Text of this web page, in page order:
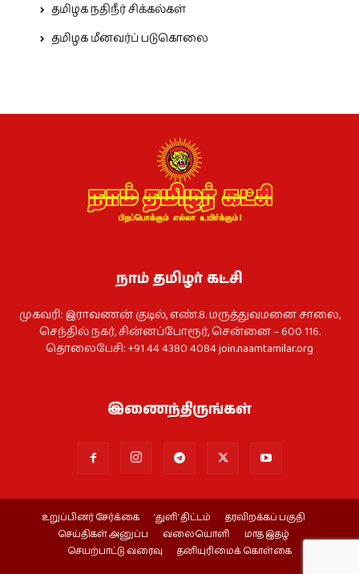
தமிழக நதிநீர் சிக்கல்கள்
தமிழக மீனவர்ப் படுகொலை
நாம் தமிழர் கட்சி
முகவரி: இராவணன் குடில், எண்.8. மருத்துவமனை சாலை,
செந்தில் நகர், சின்னப்போரூர், சென்னை – 600 116.
தொலைபேசி: +91 44 4380 4084join.naamtamilar.org
இணைந்திருங்கள்
உறுப்பினர் சேர்க்கை ‘துளி’ திட்டம்
தரவிறக்கப் பகுதி
செய்திகள் அனுப்ப
வலையொளி
மாத இதழ்
செயற்பாட்டு வரைவு
தனியுரிமைக் கொள்கை